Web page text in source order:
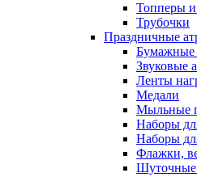
Топперы
Трубочки
Праздничные
Бумажные
Звуковые
Ленты
Медали
Мыльные
Наборы
Наборы
Флажки,
Шуточные